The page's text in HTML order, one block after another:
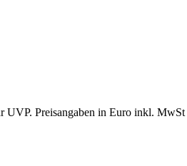
UVP. Preisangaben in Euro inkl.